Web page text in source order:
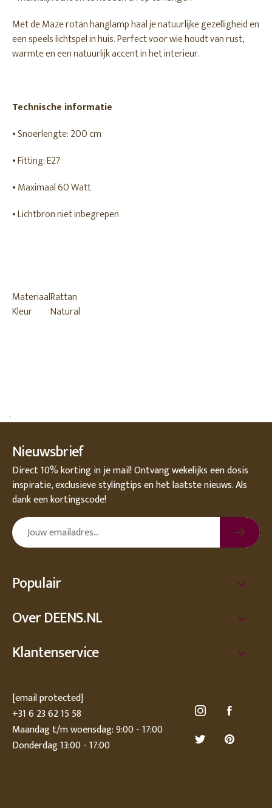
Met de Maze rotan hanglamp haal je natuurlijke gezelligheid en
een speels lichtspel in huis. Perfect voor wie houdt van rust,
warmte en een natuurlijk accent in het interieur.
Technische informatie
• Snoerlengte: 200 cm
• Fitting: E27
• Maximaal 60 Watt
• Lichtbron niet inbegrepen
MateriaalRattan
Kleur
Natural
.
Nieuwsbrief
Direct 10% korting in je mail! Ontvang wekelijks een dosis
inspiratie, exclusieve stylingtips en het laatste nieuws. Als
dank een kortingscode!
Populair
Over DEENS.NL
Klantenservice
[email protected]
+31 6 23 62 15 58
Maandag t/m woensdag: 9:00 - 17:00
Donderdag 13:00 - 17:00